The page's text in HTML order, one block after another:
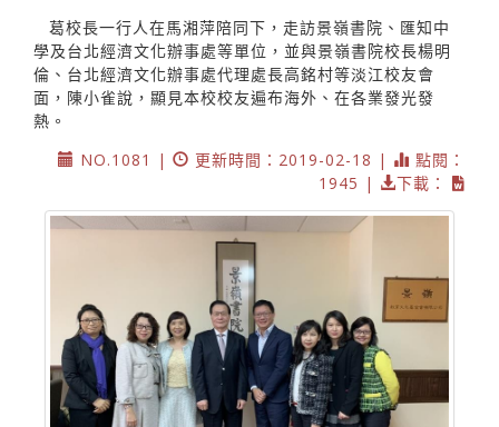
葛校長一行人在馬湘萍陪同下，走訪景嶺書院、匯知中
學及台北經濟文化辦事處等單位，並與景嶺書院校長楊明
倫、台北經濟文化辦事處代理處長高銘村等淡江校友會
面，陳小雀說，顯見本校校友遍布海外、在各業發光發
熱。
NO.1081 |
更新時間：2019-02-18 |
點閱：
1945 |
下載：